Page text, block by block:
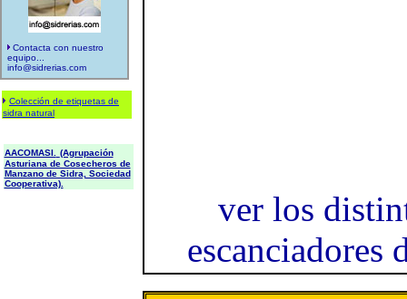
Contacta con nuestro
equipo...
info@sidrerias.com
Colección de etiquetas de
sidra natural
AACOMASI.
(Agrupación
Asturiana de Cosecheros de
Manzano de Sidra, Sociedad
Cooperativa).
ver los
escanciadores